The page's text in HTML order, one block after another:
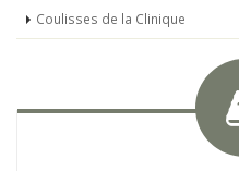
Coulisses de la Clinique